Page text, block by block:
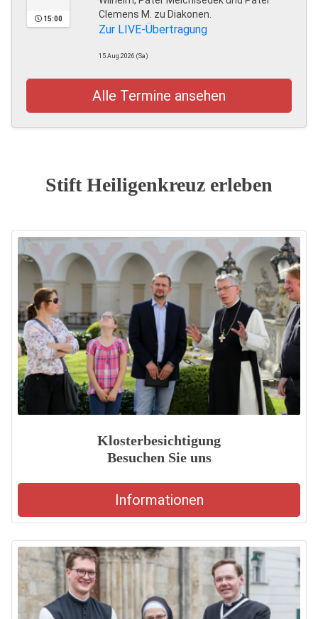
15:00
Clemens M. zu Diakonen.
Zur LIVE-Übertragung
15.Aug.2026 (Sa)
Alle Termine ansehen
Stift Heiligenkreuz erleben
Klosterbesichtigung
Besuchen Sie uns
Informationen